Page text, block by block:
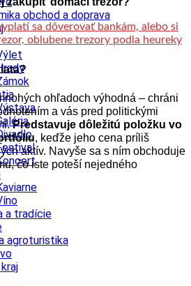
obchod a doprava
a tradície
agroturistika
ohľadoch výhodná – chráni
a vás pred politickými
Predstavuje dôležitú položku vo
, keďže jeho cena príliš
aktív. Navyše sa s ním obchoduje
čo iste poteší nejedného